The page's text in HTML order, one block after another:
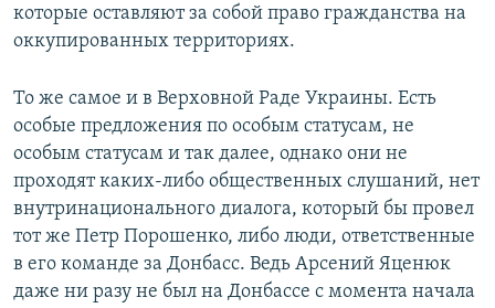
которые оставляют за собой право гражданства на
оккупированных территориях.
То же самое и в Верховной Раде Украины. Есть
особые предложения по особым статусам, не
особым статусам и так далее, однако они не
проходят каких-либо общественных слушаний, нет
внутринационального диалога, который бы провел
тот же Петр Порошенко, либо люди, ответственные
в его команде за Донбасс. Ведь Арсений Яценюк
даже ни разу не был на Донбассе с момента начала